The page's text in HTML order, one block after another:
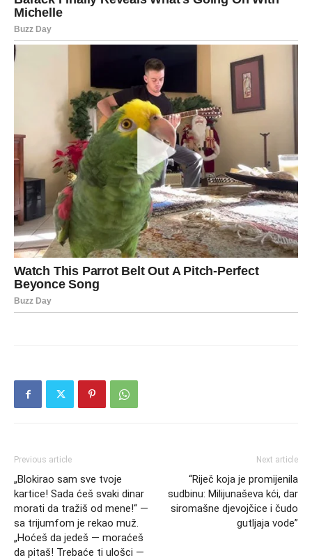
Previous article
„Blokirao sam sve tvoje
kartice! Sada ćeš svaki dinar
morati da tražiš od mene!“ —
sa trijumfom je rekao muž.
„Hoćeš da jedeš — moraćeš
da pitaš! Trebaće ti ulošci —
Next article
“Riječ koja je promijenila
sudbinu: Milijunaševa kći, dar
siromašne djevojčice i čudo
gutljaja vode”